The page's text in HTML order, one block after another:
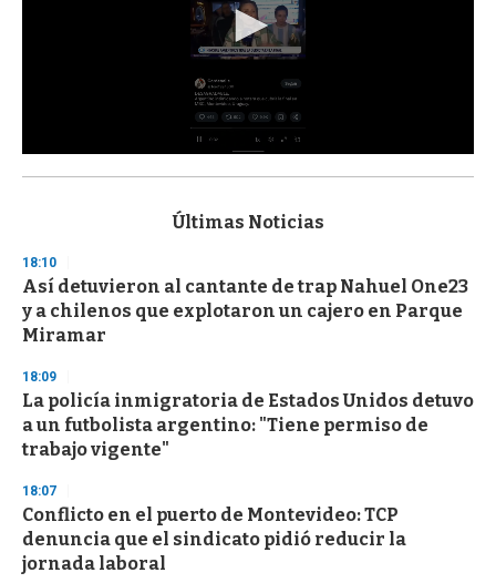
s
d
s
o
f
3
s
e
c
o
n
Últimas Noticias
18:10
Así detuvieron al cantante de trap Nahuel One23
y a chilenos que explotaron un cajero en Parque
Miramar
18:09
La policía inmigratoria de Estados Unidos detuvo
a un futbolista argentino: "Tiene permiso de
trabajo vigente"
18:07
Conflicto en el puerto de Montevideo: TCP
denuncia que el sindicato pidió reducir la
jornada laboral